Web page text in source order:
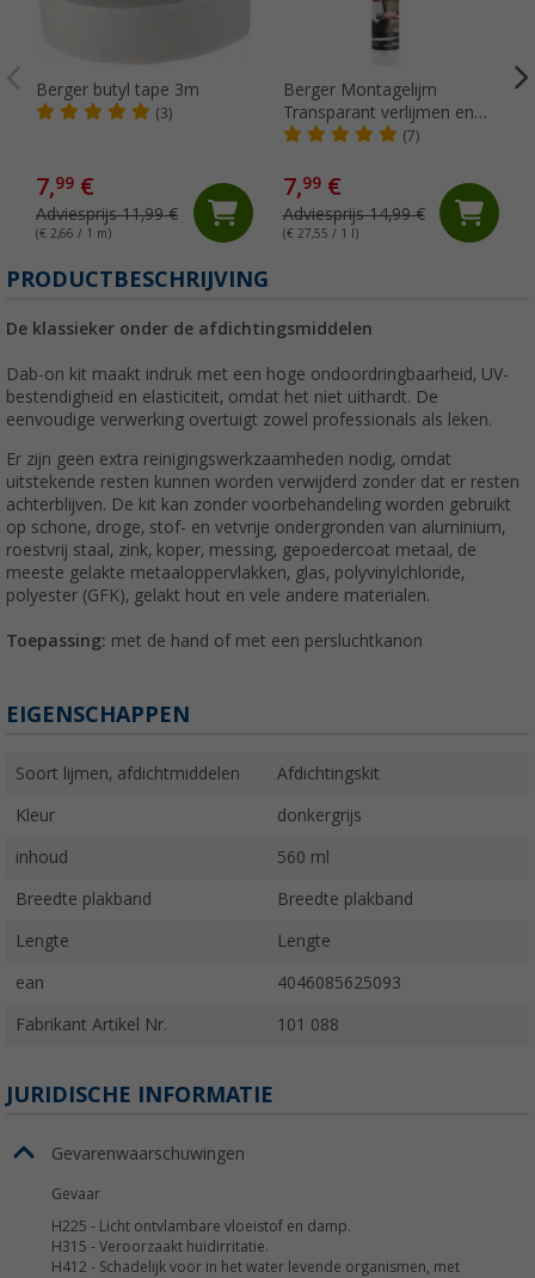
Berger butyl tape 3m
(3)
7,99 €
Adviesprijs 11,99 €
(€ 2,66 / 1 m)
Berger Montagelijm
Transparant verlijmen en
afdichten
(7)
7,99€
Adviesprijs 14,99 €
(€ 27,55 / 1 l)
PRODUCTBESCHRIJVING
De klassieker onder de afdichtingsmiddelen
Dab-on kit maakt indruk met een hoge ondoordringbaarheid, UV-
bestendigheid en elasticiteit, omdat het niet uithardt. De
eenvoudige verwerking overtuigt zowel professionals als leken.
Er zijn geen extra reinigingswerkzaamheden nodig, omdat
uitstekende resten kunnen worden verwijderd zonder dat er resten
achterblijven. De kit kan zonder voorbehandeling worden gebruikt
op schone, droge, stof- en vetvrije ondergronden van aluminium,
roestvrij staal, zink, koper, messing, gepoedercoat metaal, de
meeste gelakte metaaloppervlakken, glas, polyvinylchloride,
polyester (GFK), gelakt hout en vele andere materialen.
Toepassing: met de hand of met een persluchtkanon
EIGENSCHAPPEN
Soort lijmen, afdichtmiddelen Afdichtingskit
Kleur donkergrijs
inhoud 560 ml
Breedte plakband Breedte plakband
Lengte Lengte
ean 4046085625093
Fabrikant Artikel Nr. 101 088
JURIDISCHE INFORMATIE
Gevarenwaarschuwingen
Gevaar
H225 - Licht ontvlambare vloeistof en damp.
H315 - Veroorzaakt huidirritatie.
H412 - Schadelijk voor in het water levende organismen, met